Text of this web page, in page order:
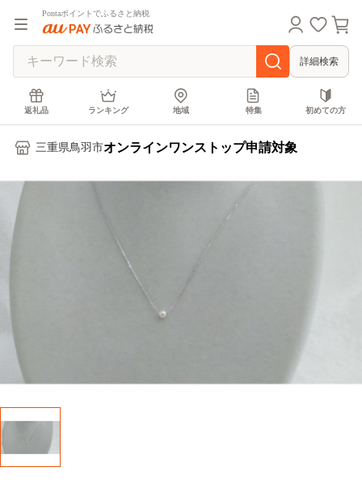
Pontaポイントでふるさと納税
詳細検索
返礼品 ランキング 地域 特集 初めての方
三重県鳥羽市オンラインワンストップ申請対象